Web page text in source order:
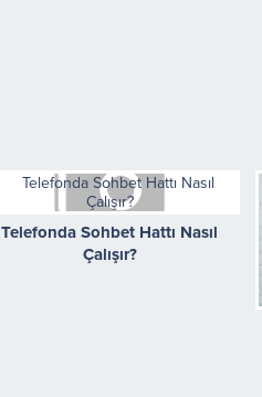
Telefonda Sohbet Hattı Nasıl
Çalışır?